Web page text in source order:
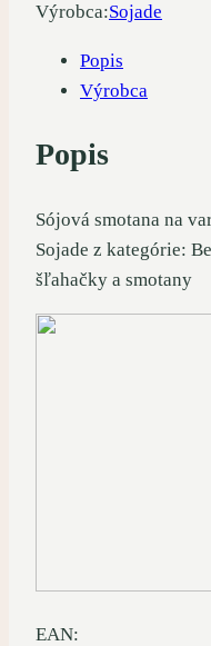
Výrobca:Sojade
Popis
Výrobca
Popis
Sójová smotana na
Sojade z kategórie:
šľahačky a smotany
EAN: